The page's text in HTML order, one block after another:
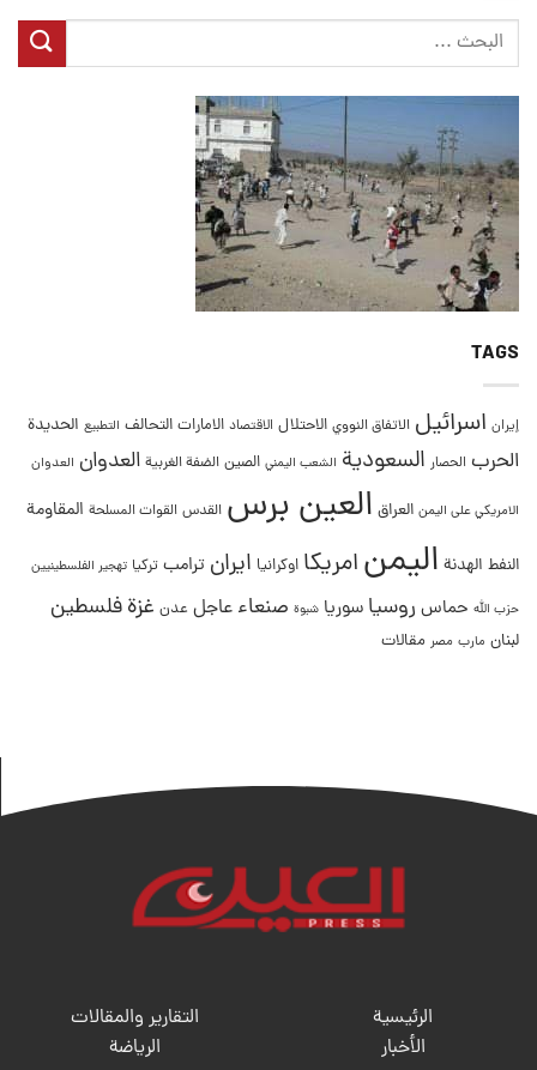
TAGS
إيران اسرائيل الاتفاق النووي الاحتلال الاقتصاد الامارات التحالف التطبيع الحديدة
الحرب الحصار السعودية الشعب اليمني الصين الضفة الغربية العدوان العدوان
الامريكي على اليمن العراق العين برس القدس القوات المسلحة المقاومة
النفط الهدنة اليمنامريكا اوكرانيا ايران ترامب تركيا تهجير الفلسطينيين
حزب الله حماس روسيا سوريا شبوة صنعاء عاجل عدن غزةفلسطين
لبنان مارب مصر مقالات
الرئيسية
الأخبار
التقارير والمقالات
الریاضة